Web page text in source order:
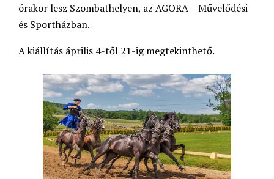
órakor lesz Szombathelyen, az AGORA – Művelődési
és Sportházban.
A kiállítás április 4-től 21-ig megtekinthető.